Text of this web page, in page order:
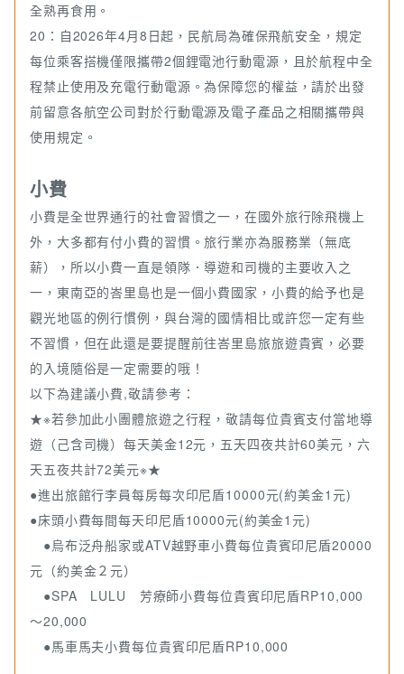
全熟再食用。
20：自2026年4月8日起，民航局為確保飛航安全，規定
每位乘客搭機僅限攜帶2個鋰電池行動電源，且於航程中全
程禁止使用及充電行動電源。為保障您的權益，請於出發
前留意各航空公司對於行動電源及電子產品之相關攜帶與
使用規定。
小費
小費是全世界通行的社會習慣之一，在國外旅行除飛機上
外，大多都有付小費的習慣。旅行業亦為服務業（無底
薪），所以小費一直是領隊．導遊和司機的主要收入之
一，東南亞的峇里島也是一個小費國家，小費的給予也是
觀光地區的例行慣例，與台灣的國情相比或許您一定有些
不習慣，但在此還是要提醒前往峇里島旅旅遊貴賓，必要
的入境隨俗是一定需要的哦！
以下為建議小費,敬請參考：
★※若參加此小團體旅遊之行程，敬請每位貴賓支付當地導
遊（己含司機）每天美金12元，五天四夜共計60美元，六
天五夜共計72美元※★
●進出旅館行李員每房每次印尼盾10000元(約美金1元)
●床頭小費每間每天印尼盾10000元(約美金1元)
●烏布泛舟船家或ATV越野車小費每位貴賓印尼盾20000
元（約美金２元）
●SPA LULU 芳療師小費每位貴賓印尼盾RP10,000
～20,000
●馬車馬夫小費每位貴賓印尼盾RP10,000